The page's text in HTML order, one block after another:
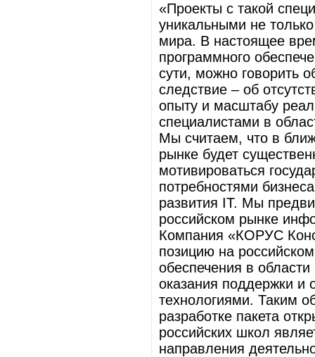
«Проекты с такой
уникальными не
мира. В настоящее
программного
сути, можно говорить
следствие – об
опыту и масштабу
специалистами в
Мы считаем, что в
рынке будет
мотивироваться
потребностями
развития IT. Мы
российском рынке
Компания «КОРУС
позицию на
обеспечения в
оказания поддержки и
технологиями. Таким
разработке пакета
российских школ
направления